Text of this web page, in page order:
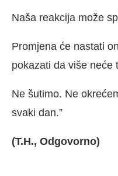
Naša reakcija može
Promjena će nastati
pokazati da više neće
Ne šutimo. Ne
svaki dan.”
(T.H., Odgovorno)